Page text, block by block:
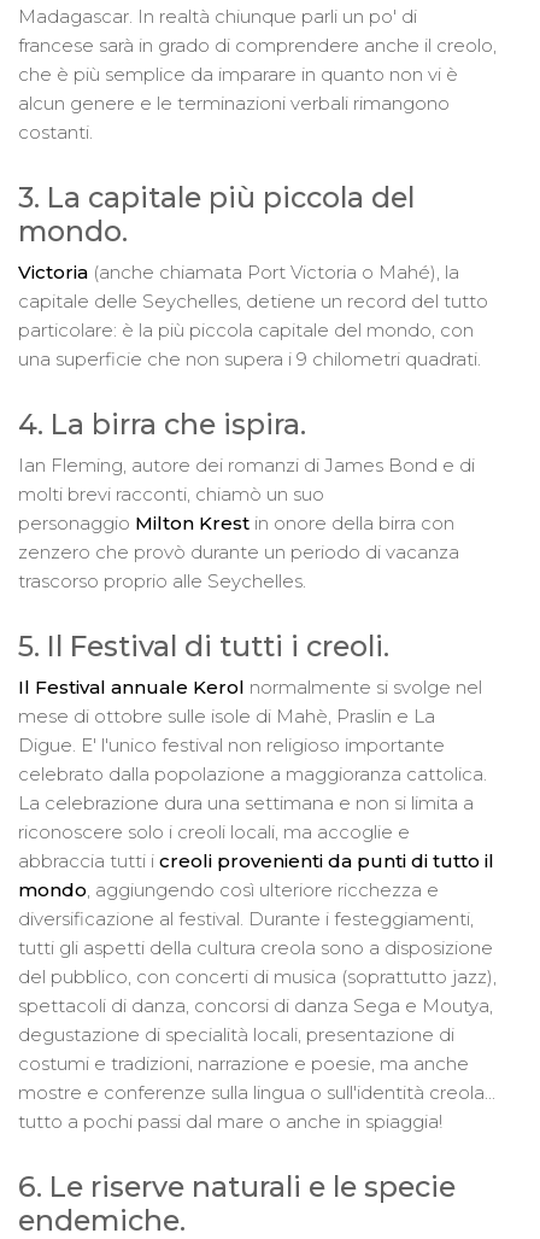
Madagascar. In realtà chiunque parli un po' di
francese sarà in grado di comprendere anche il creolo,
che è più semplice da imparare in quanto non vi è
alcun genere e le terminazioni verbali rimangono
costanti.
3. La capitale più piccola del
mondo.
Victoria (anche chiamata Port Victoria o Mahé), la
capitale delle Seychelles, detiene un record del tutto
particolare: è la più piccola capitale del mondo, con
una superficie che non supera i 9 chilometri quadrati.
4. La birra che ispira.
Ian Fleming, autore dei romanzi di James Bond e di
molti brevi racconti, chiamò un suo
personaggio Milton Krest in onore della birra con
zenzero che provò durante un periodo di vacanza
trascorso proprio alle Seychelles.
5. Il Festival di tutti i creoli.
Il Festival annuale Kerol normalmente si svolge nel
mese di ottobre sulle isole di Mahè, Praslin e La
Digue. E' l'unico festival non religioso importante
celebrato dalla popolazione a maggioranza cattolica.
La celebrazione dura una settimana e non si limita a
riconoscere solo i creoli locali, ma accoglie e
abbraccia tutti i creoli provenienti da punti di tutto il
mondo , aggiungendo così ulteriore ricchezza e
diversificazione al festival. Durante i festeggiamenti,
tutti gli aspetti della cultura creola sono a disposizione
del pubblico, con concerti di musica (soprattutto jazz),
spettacoli di danza, concorsi di danza Sega e Moutya,
degustazione di specialità locali, presentazione di
costumi e tradizioni, narrazione e poesie, ma anche
mostre e conferenze sulla lingua o sull'identità creola...
tutto a pochi passi dal mare o anche in spiaggia!
6. Le riserve naturali e le specie
endemiche.